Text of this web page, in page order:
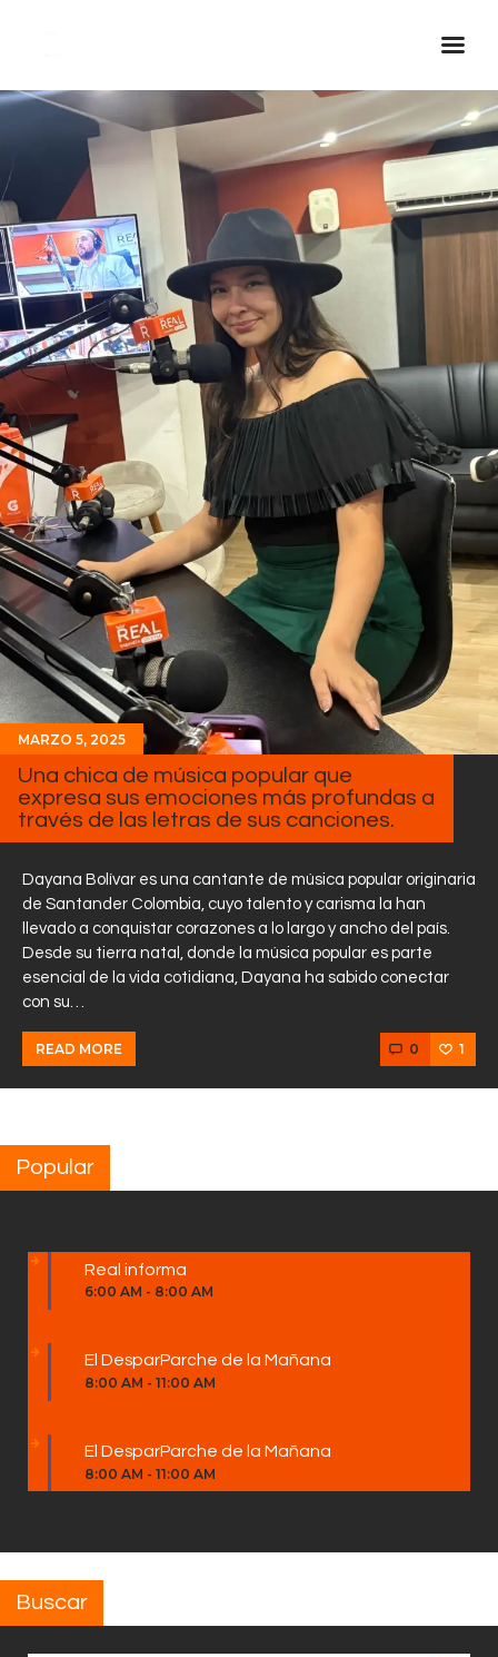
Inicio Real FM
Streaming
En Vivo
Descarga La APP
Programas
Noticias
Equipo
Sobre Nosotros
Contactos
MARZO 5, 2025
Una chica de música popular que
expresa sus emociones más profundas a
través de las letras de sus canciones.
Dayana Bolívar es una cantante de música popular originaria
de Santander Colombia, cuyo talento y carisma la han
llevado a conquistar corazones a lo largo y ancho del país.
Desde su tierra natal, donde la música popular es parte
esencial de la vida cotidiana, Dayana ha sabido conectar
con su…
READ MORE 0 1
Popular
Real informa
6:00 AM - 8:00 AM
El DesparParche de la Mañana
8:00 AM - 11:00 AM
El DesparParche de la Mañana
8:00 AM - 11:00 AM
Buscar